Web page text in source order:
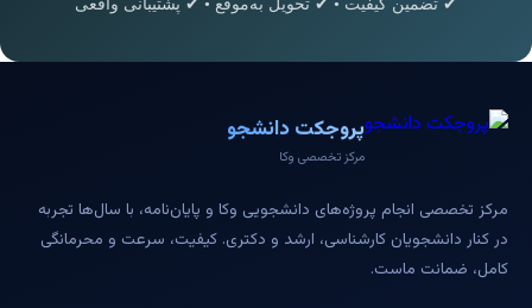
✔ تضمین کیفیت • ✔ تحویل به‌موقع • ✔ پشتیبانی واقعی
پروجکت دانشجو
مرکز تخصصی وکا
مرکز تخصصی انجام پروژه‌های دانشجویی وکا و پایان‌نامه، با سال‌ها تجربه
در کنار دانشجویان کارشناسی، ارشد و دکتری. کیفیت، سرعت و محرمانگی
کامل، ضمانت ماست.